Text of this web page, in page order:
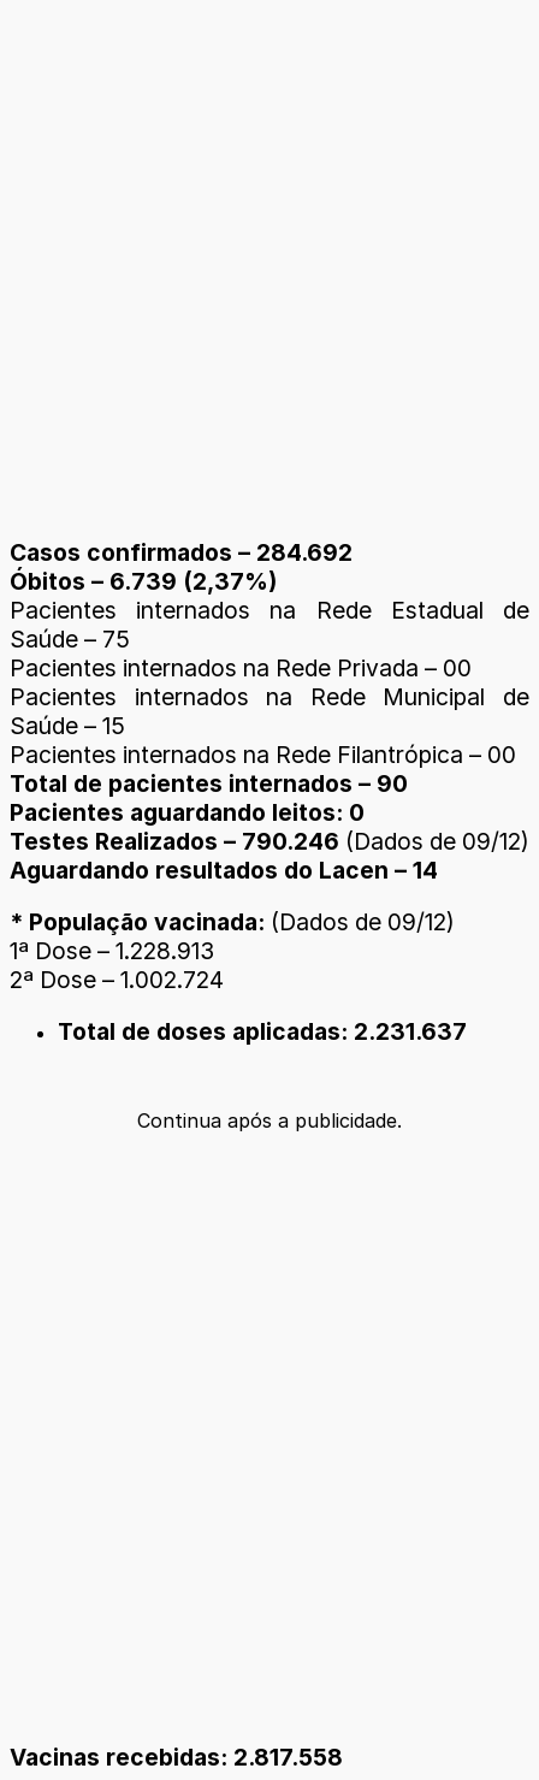
Casos confirmados – 284.692
Óbitos – 6.739 (2,37%)
Pacientes internados na Rede Estadual de
Saúde – 75
Pacientes internados na Rede Privada – 00
Pacientes internados na Rede Municipal de
Saúde – 15
Pacientes internados na Rede Filantrópica – 00
Total de pacientes internados – 90
Pacientes aguardando leitos: 0
Testes Realizados – 790.246 (Dados de 09/12)
Aguardando resultados do Lacen – 14
* População vacinada: (Dados de 09/12)
1ª Dose – 1.228.913
2ª Dose – 1.002.724
Total de doses aplicadas: 2.231.637
Continua após a publicidade.
Vacinas recebidas: 2.817.558